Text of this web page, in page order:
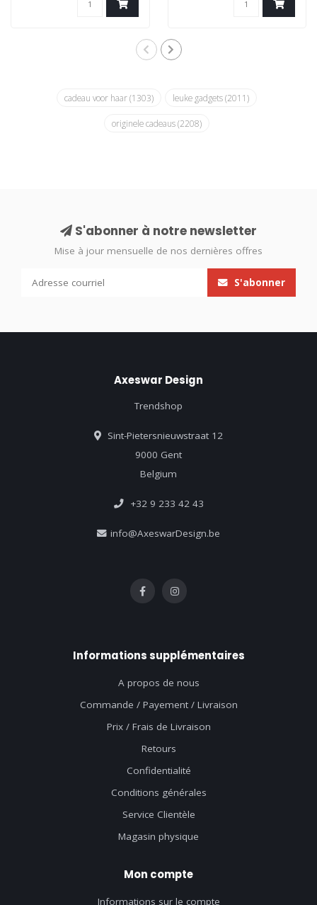
cadeau voor haar(1303) leuke gadgets(2011)
originele cadeaus(2208)
S'abonner à notre newsletter
Mise à jour mensuelle de nos dernières offres
S'abonner
Axeswar Design
Trendshop
Sint-Pietersnieuwstraat 12
9000 Gent
Belgium
+32 9 233 42 43
info@AxeswarDesign.be
Informations supplémentaires
A propos de nous
Commande / Payement / Livraison
Prix / Frais de Livraison
Retours
Confidentialité
Conditions générales
Service Clientèle
Magasin physique
Mon compte
Informations sur le compte